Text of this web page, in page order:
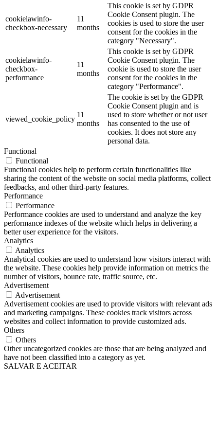
cookielawinfo-
checkbox-necessary
11
months
This cookie is set by GDPR
Cookie Consent plugin. The
cookies is used to store the user
consent for the cookies in the
category "Necessary".
cookielawinfo-
checkbox-
performance
11
months
This cookie is set by GDPR
Cookie Consent plugin. The
cookie is used to store the user
consent for the cookies in the
category "Performance".
viewed_cookie_policy
11
months
The cookie is set by the GDPR
Cookie Consent plugin and is
used to store whether or not user
has consented to the use of
cookies. It does not store any
personal data.
Functional
Functional
Functional cookies help to perform certain functionalities like
sharing the content of the website on social media platforms, collect
feedbacks, and other third-party features.
Performance
Performance
Performance cookies are used to understand and analyze the key
performance indexes of the website which helps in delivering a
better user experience for the visitors.
Analytics
Analytics
Analytical cookies are used to understand how visitors interact with
the website. These cookies help provide information on metrics the
number of visitors, bounce rate, traffic source, etc.
Advertisement
Advertisement
Advertisement cookies are used to provide visitors with relevant ads
and marketing campaigns. These cookies track visitors across
websites and collect information to provide customized ads.
Others
Others
Other uncategorized cookies are those that are being analyzed and
have not been classified into a category as yet.
SALVAR E ACEITAR